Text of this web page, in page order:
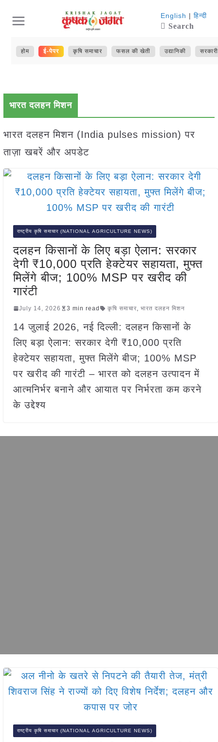
content
English | हिन्दी
Search
होम ई-पेपर कृषि समाचार फसल की खेती उद्यानिकी
भारत दलहन मिशन
भारत दलहन मिशन (India pulses mission) पर
ताज़ा खबरें और अपडेट
राष्ट्रीय कृषि समाचार (NATIONAL AGRICULTURE NEWS)
दलहन किसानों के लिए बड़ा ऐलान: सरकार
देगी ₹10,000 प्रति हेक्टेयर सहायता, मुफ्त
मिलेंगे बीज; 100% MSP पर खरीद की
गारंटी
July 14, 2026 3 min read कृषि समाचार, भारत दलहन मिशन
14 जुलाई 2026, नई दिल्ली: दलहन किसानों के
लिए बड़ा ऐलान: सरकार देगी ₹10,000 प्रति
हेक्टेयर सहायता, मुफ्त मिलेंगे बीज; 100% MSP
पर खरीद की गारंटी – भारत को दलहन उत्पादन में
आत्मनिर्भर बनाने और आयात पर निर्भरता कम करने
के उद्देश्य
राष्ट्रीय कृषि समाचार (NATIONAL AGRICULTURE NEWS)